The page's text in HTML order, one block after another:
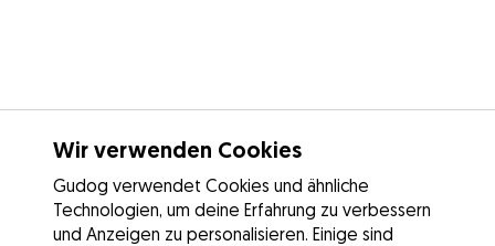
Wir verwenden Cookies
Gudog verwendet Cookies und ähnliche
Technologien, um deine Erfahrung zu verbessern
und Anzeigen zu personalisieren. Einige sind